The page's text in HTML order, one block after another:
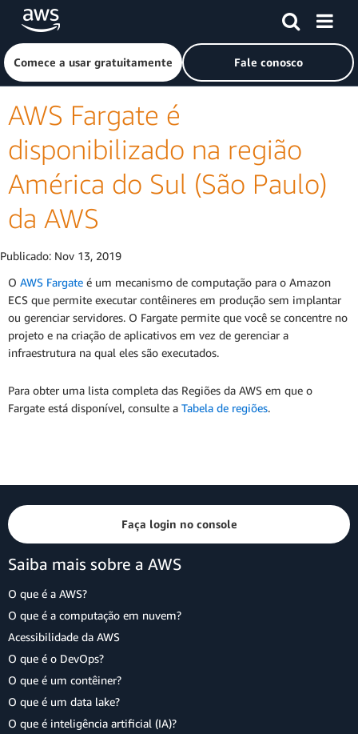
Pular para o conteúdo principal
Clique aqui para voltar à página inicial da Amazon Web
Comece a usar gratuitamente Fale conosco
AWS Fargate é
disponibilizado na região
América do Sul (São Paulo)
da AWS
Publicado: Nov 13, 2019
O AWS Fargate é um mecanismo de computação para o Amazon
ECS que permite executar contêineres em produção sem implantar
ou gerenciar servidores. O Fargate permite que você se concentre no
projeto e na criação de aplicativos em vez de gerenciar a
infraestrutura na qual eles são executados.
Para obter uma lista completa das Regiões da AWS em que o
Fargate está disponível, consulte a Tabela de regiões.
Faça login no console
Saiba mais sobre a AWS
O que é a AWS?
O que é a computação em nuvem?
Acessibilidade da AWS
O que é o DevOps?
O que é um contêiner?
O que é um data lake?
O que é inteligência artificial (IA)?